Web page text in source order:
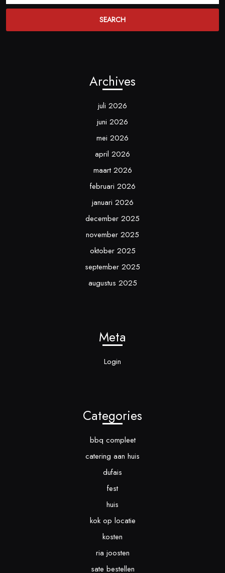
Archives
juli 2026
juni 2026
mei 2026
april 2026
maart 2026
februari 2026
januari 2026
december 2025
november 2025
oktober 2025
september 2025
augustus 2025
Meta
Login
Categories
bbq compleet
catering aan huis
dufais
fest
huis
kok op locatie
kosten
ria joosten
sate bestellen